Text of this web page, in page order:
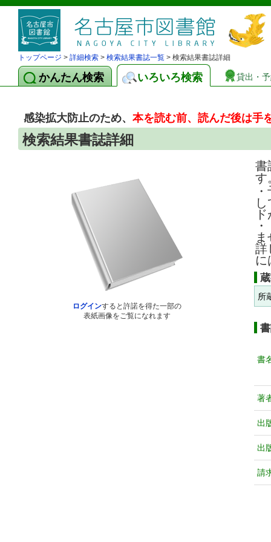
トップページ > 詳細検索 > 検索結果書誌一覧 > 検索結果書誌詳細
かんたん検索 いろいろ検索 貸出・
感染拡大防止のため、本を読む前、読んだ後は手
検索結果書誌詳細
ログインすると許諾を得た一部の
表紙画像をご覧になれます
書
す
詳
に
所
書
著
出
出
請